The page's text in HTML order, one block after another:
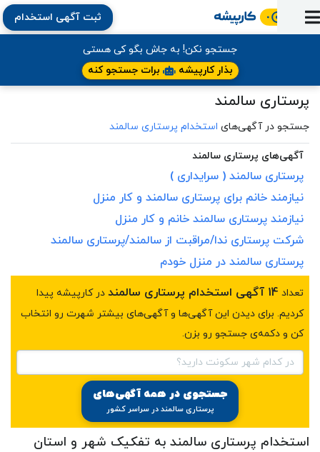
آماده
به
کار
استخدام
شده‌ها
نظر
ارتقای
شغلی
آموزشی
مقاله
کتاب
فایل‌و‌قالب
اخبار
استخدام
کارپیشه
جستجوی
کارجویان
(رزومه)
بخش
کارفرمایان
ثبت آگهی استخدام
جستجو نکن! به جاش بگو کی هستی
بذار کارپیشه
برات جستجو کنه
پرستاری سالمند
جستجو در آگهی‌های استخدام پرستاری سالمند
آگهی‌های پرستاری سالمند
پرستاری سالمند ( سرایداری )
نیازمند خانم برای پرستاری سالمند و کار منزل
نیازمند پرستاری سالمند خانم و کار منزل
شرکت پرستاری ندا/مراقبت از سالمند/پرستاری سالمند
پرستاری سالمند در منزل خودم
تعداد 14 آگهی استخدام پرستاری سالمند
در کارپیشه پیدا
کردیم. برای دیدن این آگهی‌ها و آگهی‌های بیشتر شهرت رو انتخاب
کن و دکمه‌ی جستجو رو بزن.
در کدام شهر سکونت دارید؟
جستجوی در همه آگهی‌های
پرستاری سالمند در سراسر کشور
استخدام پرستاری سالمند به تفکیک شهر و استان